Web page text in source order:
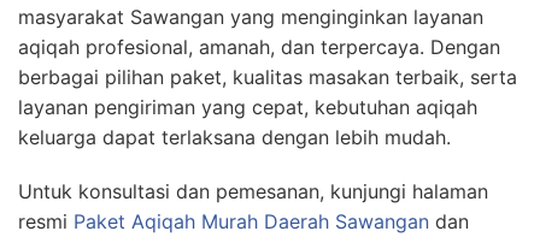
masyarakat Sawangan yang menginginkan layanan
aqiqah profesional, amanah, dan terpercaya. Dengan
berbagai pilihan paket, kualitas masakan terbaik, serta
layanan pengiriman yang cepat, kebutuhan aqiqah
keluarga dapat terlaksana dengan lebih mudah.
Untuk konsultasi dan pemesanan, kunjungi halaman
resmi Paket Aqiqah Murah Daerah Sawangan dan